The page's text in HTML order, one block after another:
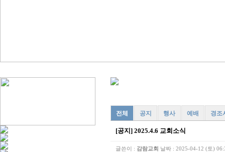
전체 공지 행사 예배 경조
[공지] 2025.4.6 교회소식
글쓴이 : 감람교회 날짜 : 2025-04-12 (토)